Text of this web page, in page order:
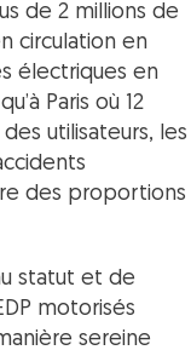
de 2 millions de
circulation en
électriques en
Paris où 12
utilisateurs, les
des proportions
statut et de
motorisés
sereine